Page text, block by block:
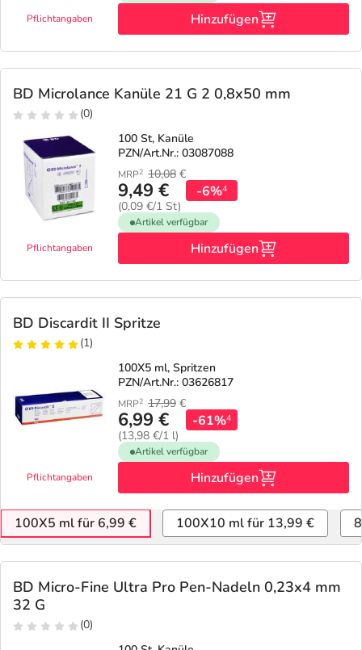
Pflichtangaben Hinzufügen
BD Microlance Kanüle 21 G 2 0,8x50 mm
(0)
Pflichtangaben
100 St, Kanüle
PZN/Art.Nr.: 03087088
MRP2 10,08 €
9,49 €
(0,09 €/1 St)
-6%4
Artikel verfügbar
Hinzufügen
BD Discardit II Spritze
(1)
Pflichtangaben
100X5 ml, Spritzen
PZN/Art.Nr.: 03626817
MRP2 17,99 €
6,99 €
(13,98 €/1 l)
-61%4
Artikel verfügbar
Hinzufügen
100X5 ml für 6,99 € 100X10 ml für 13,99 €
BD Micro-Fine Ultra Pro Pen-Nadeln 0,23x4 mm
32 G
(0)